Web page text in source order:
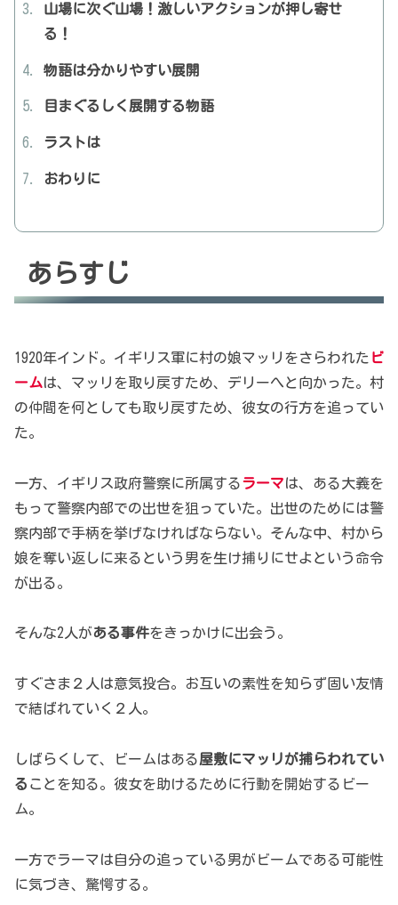
山場に次ぐ山場！激しいアクションが押し寄せ
る！
物語は分かりやすい展開
目まぐるしく展開する物語
ラストは
おわりに
あらすじ
1920年インド。イギリス軍に村の娘マッリをさらわれた ビ
ームは、マッリを取り戻すため、デリーへと向かった。村
の仲間を何としても取り戻すため、彼女の行方を追ってい
た。
一方、イギリス政府警察に所属するラーマは、ある大義を
もって警察内部での出世を狙っていた。出世のためには警
察内部で手柄を挙げなければならない。そんな中、村から
娘を奪い返しに来るという男を生け捕りにせよという命令
が出る。
そんな2人がある事件をきっかけに出会う。
すぐさま２人は意気投合。お互いの素性を知らず固い友情
で結ばれていく２人。
しばらくして、ビームはある屋敷にマッリが捕らわれてい
る ことを知る。彼女を助けるために行動を開始するビー
ム。
一方でラーマは自分の追っている男がビームである可能性
に気づき、驚愕する。